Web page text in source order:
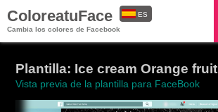
ColoreatuFace
Cambia los colores de Facebook
ES
Plantilla: Ice cream Orange fruit
Vista previa de la plantilla para FaceBook